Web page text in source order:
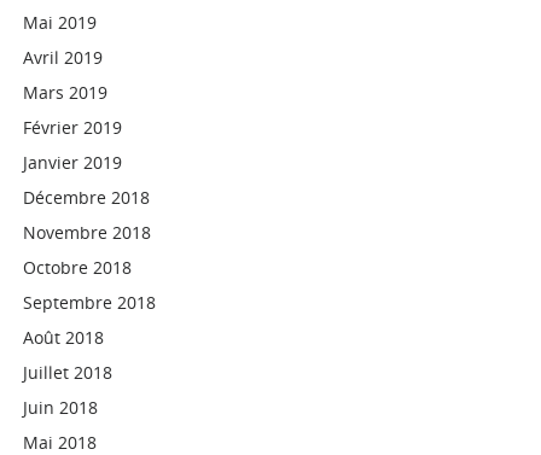
Mai 2019
Avril 2019
Mars 2019
Février 2019
Janvier 2019
Décembre 2018
Novembre 2018
Octobre 2018
Septembre 2018
Août 2018
Juillet 2018
Juin 2018
Mai 2018